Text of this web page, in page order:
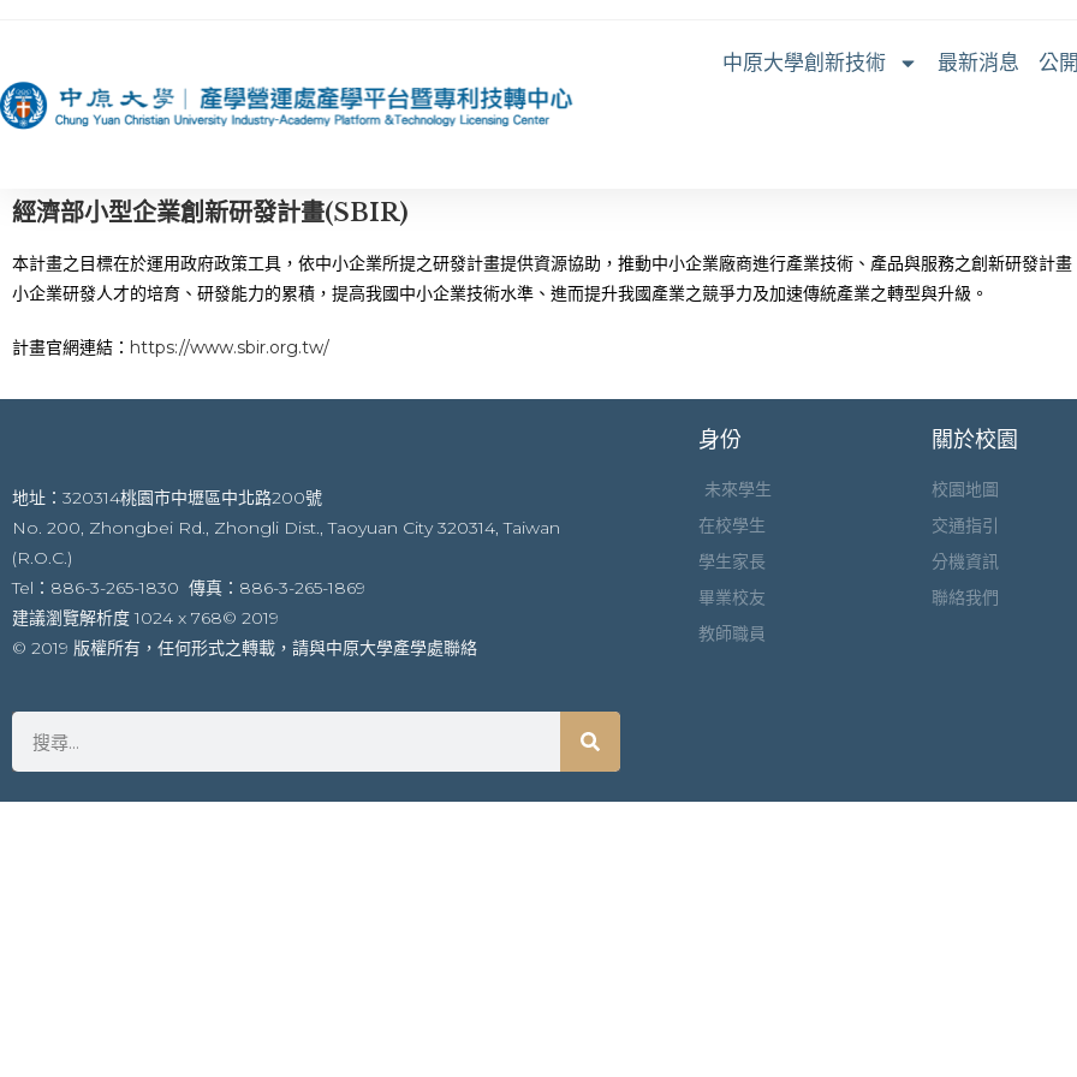
中原大學創新技術 最新消息 公
經濟部小型企業創新研發計畫(SBIR)
本計畫之目標在於運用政府政策工具，依中小企業所提之研發計畫提供資源協助，推動中小企業廠商進行產業技術、產品與服務之創新研發計
小企業研發人才的培育、研發能力的累積，提高我國中小企業技術水準、進而提升我國產業之競爭力及加速傳統產業之轉型與升級。
計畫官網連結： https://www.sbir.org.tw/
地址：320314桃園市中壢區中北路200號
No. 200, Zhongbei Rd., Zhongli Dist., Taoyuan City 320314, Taiwan
(R.O.C.)
Tel：886-3-265-1830 傳真：886-3-265-1869
建議瀏覽解析度 1024 x 768© 2019
© 2019 版權所有，任何形式之轉載，請與中原大學產學處聯絡
身份
未來學生
在校學生
學生家長
畢業校友
教師職員
關於校園
校園地圖
交通指引
分機資訊
聯絡我們